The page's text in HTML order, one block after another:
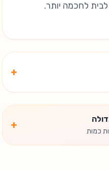
לחכמה יותר.
+
כמות
+